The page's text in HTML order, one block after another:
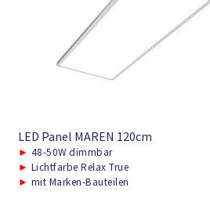
LED Panel MAREN 120cm
► 48-50W dimmbar
► Lichtfarbe Relax True
► mit Marken-Bauteilen